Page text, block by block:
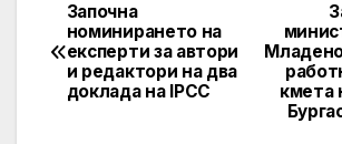
Post
navigation
кмета
Започна
номинирането на
експерти за автори
и редактори на два
доклада на IPCC